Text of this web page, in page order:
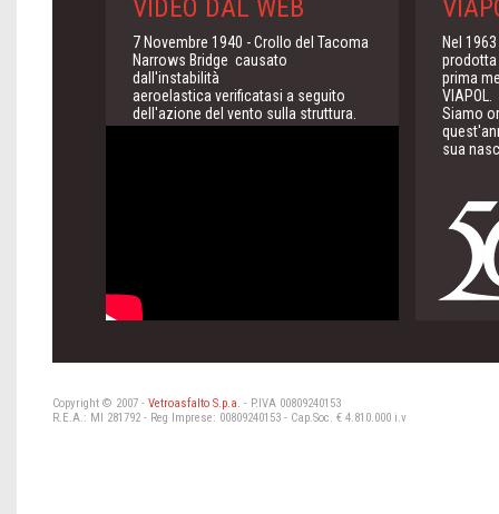
VIDEO DAL WEB
7 Novembre 1940 - Crollo del Tacoma
Narrows Bridge causato
dall'instabilità
aeroelastica verificatasi a seguito
dell'azione del vento sulla struttura.
Nel
prima
VIAPOL.
Siamo
sua
Copyright © 2007 - Vetroasfalto S.p.a. - P.IVA 00809240153
R.E.A.: MI 281792 - Reg Imprese: 00809240153 - Cap.Soc. € 4.810.000 i.v